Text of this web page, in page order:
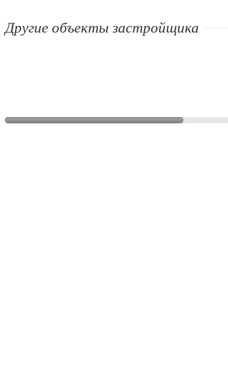
Другие объекты застройщика
Кловский спуск, 7 а
Киев, Кловский спуск, 7 а
Бехтеревский переулок, 14
Киев, Бехтеревский
переулок, 14